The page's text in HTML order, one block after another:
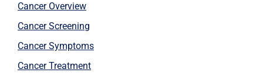
Cancer Overview
Cancer Screening
Cancer Symptoms
Cancer Treatment